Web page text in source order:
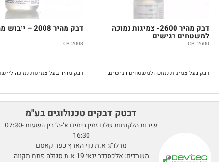
דבק מהיר 2600- צמיגות נמוכה
למשטחים רגישים
CB- 2600
דבק בעל צמיגות נמוכה למשטחים רגישים.
דבק מהיר 2008 – ייבוש מהיר
CB-2008
דבטק דבקים טכנולוגים בע''מ
שירות הלקוחות שלנו זמין בימים א’-ה’ בין השעות 07:30-
16:30
מרלו"ג: א.ת נוף הארץ כפר קאסם
משרדים: אלכסנדר ינאי 19 א.ת סגולה פתח תקווה